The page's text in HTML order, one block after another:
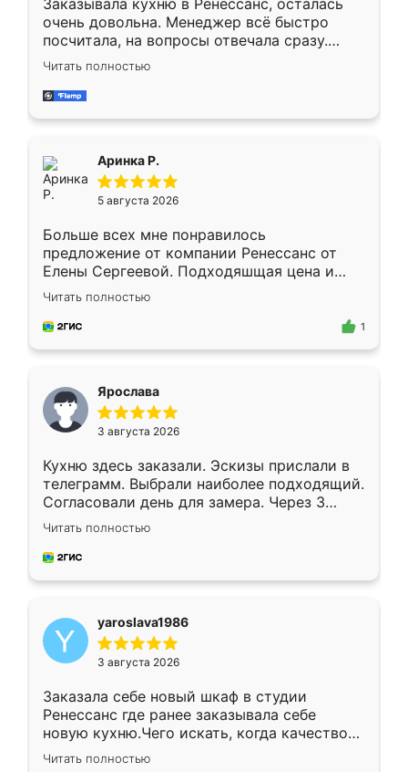
Заказывала кухню в Ренессанс, осталась
очень довольна. Менеджер всё быстро
посчитала, на вопросы отвечала сразу.
Замерщик приехал в субботу, подошёл к
делу со всей ответственностью. Собрали
за день, ребята работали аккуратно, даже
Читать полностью
Аринка Р.
5 августа 2026
Больше всех мне понравилось
предложение от компании Ренессанс от
Елены Сергеевой. Подходяшщая цена и
короткие сроки изготовления. Приехавший
для замера сотрудник Владислав
предложил по моему эскизу самый
Читать полностью
1
Ярослава
3 августа 2026
Кухню здесь заказали. Эскизы прислали в
телеграмм. Выбрали наиболее подходящий.
Согласовали день для замера. Через 3
недели кухня была уже готова. Остались
довольны работой. Спасибо Ренессанс
мебель за качественную работу!
Читать полностью
yaroslava1986
3 августа 2026
Заказала себе новый шкаф в студии
Ренессанс где ранее заказывала себе
новую кухню.Чего искать, когда качеством
вполне довольна. Служит кухня уже почти
Читать полностью